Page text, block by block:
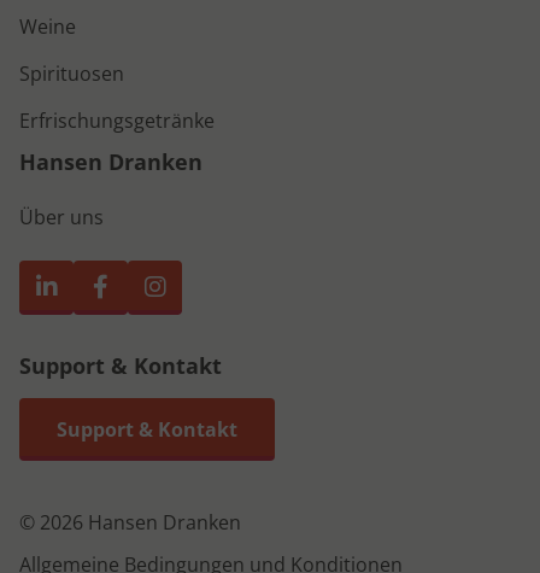
Weine
Spirituosen
Erfrischungsgetränke
Hansen Dranken
Über uns
Support & Kontakt
Support & Kontakt
© 2026 Hansen Dranken
Allgemeine Bedingungen und Konditionen